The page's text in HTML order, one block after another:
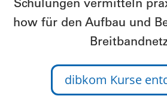
Schulungen vermitteln
how für den Aufbau und
dibkom Kurse